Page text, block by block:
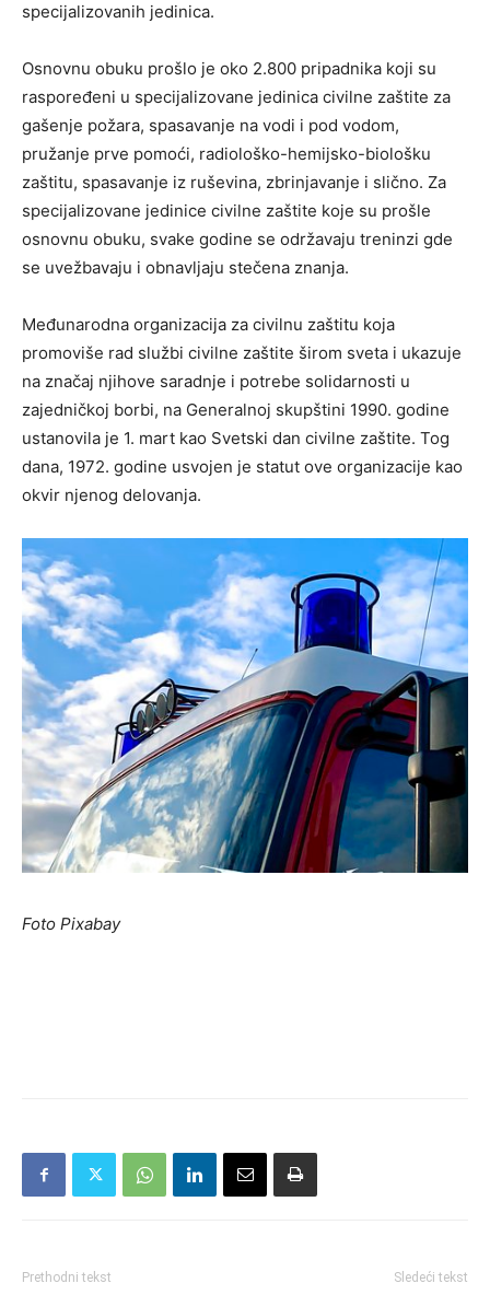
specijalizovanih jedinica.
Osnovnu obuku prošlo je oko 2.800 pripadnika koji su
raspoređeni u specijalizovane jedinica civilne zaštite za
gašenje požara, spasavanje na vodi i pod vodom,
pružanje prve pomoći, radiološko-hemijsko-biološku
zaštitu, spasavanje iz ruševina, zbrinjavanje i slično. Za
specijalizovane jedinice civilne zaštite koje su prošle
osnovnu obuku, svake godine se održavaju treninzi gde
se uvežbavaju i obnavljaju stečena znanja.
Međunarodna organizacija za civilnu zaštitu koja
promoviše rad službi civilne zaštite širom sveta i ukazuje
na značaj njihove saradnje i potrebe solidarnosti u
zajedničkoj borbi, na Generalnoj skupštini 1990. godine
ustanovila je 1. mart kao Svetski dan civilne zaštite. Tog
dana, 1972. godine usvojen je statut ove organizacije kao
okvir njenog delovanja.
Foto Pixabay
Prethodni tekst Sledeći tekst